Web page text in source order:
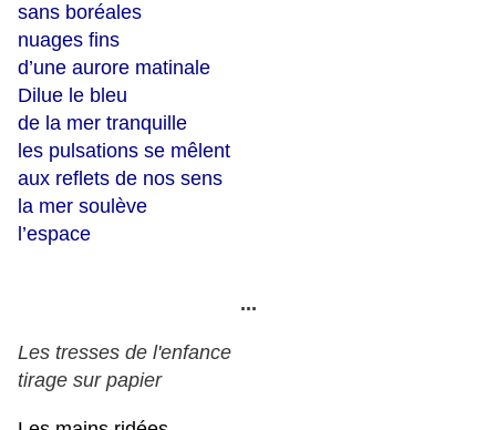
sans boréales
nuages fins
d’une aurore matinale
Dilue le bleu
de la mer tranquille
les pulsations se mêlent
aux reflets de nos sens
la mer soulève
l’espace
...
Les tresses de l'enfance
tirage sur papier